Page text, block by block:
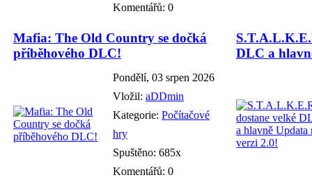
Komentářů: 0
Mafia: The Old Country se dočká
příběhového DLC!
Pondělí, 03 srpen 2026
Vložil: aDDmin
Kategorie: Počítačové
hry
Spuštěno: 685x
Komentářů: 0
DLC a